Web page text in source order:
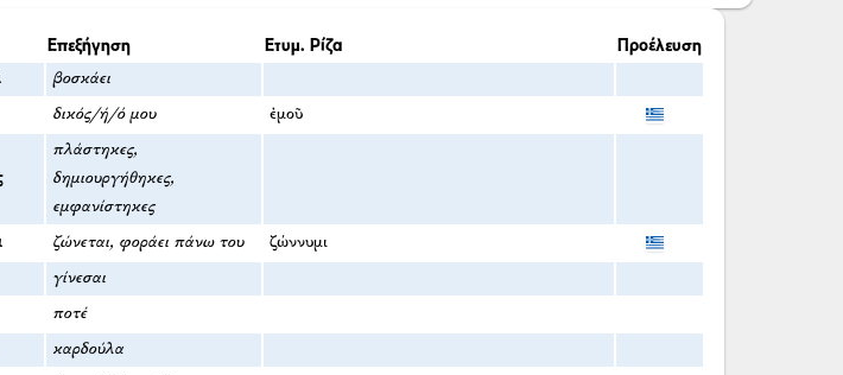
Επεξήγηση Ετυμ. Ρίζα Προέλευση
βοσκάει
δικός/ή/ό μου ἐμοῦ
πλάστηκες,
δημιουργήθηκες,
εμφανίστηκες
ζώνεται, φοράει πάνω του ζώννυμι
γίνεσαι
ποτέ
καρδούλα